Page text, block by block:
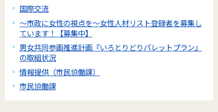
国際交流
～市政に女性の視点を～女性人材リスト登録者を募集し
ています！【募集中】
男女共同参画推進計画『いろとりどりパレットプラン』
の取組状況
情報提供（市民協働課）
市民協働課